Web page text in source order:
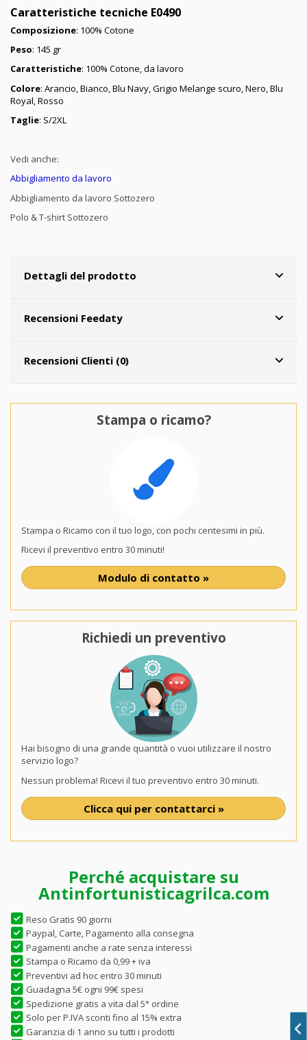
Caratteristiche tecniche E0490
Composizione: 100% Cotone
Peso: 145 gr
Caratteristiche: 100% Cotone, da lavoro
Colore: Arancio, Bianco, Blu Navy, Grigio Melange scuro, Nero, Blu
Royal, Rosso
Taglie: S/2XL
Vedi anche:
Abbigliamento da lavoro
Abbigliamento da lavoro Sottozero
Polo & T-shirt Sottozero
Dettagli del prodotto
Recensioni Feedaty
Recensioni Clienti (0)
Stampa o ricamo?
Stampa o Ricamo con il tuo logo, con pochi centesimi in più.
Ricevi il preventivo entro 30 minuti!
Modulo di contatto »
Richiedi un preventivo
Hai bisogno di una grande quantità o vuoi utilizzare il nostro
servizio logo?
Nessun problema! Ricevi il tuo preventivo entro 30 minuti.
Clicca qui per contattarci »
Perché acquistare su
Antinfortunisticagrilca.com
Reso Gratis 90 giorni
Paypal, Carte, Pagamento alla consegna
Pagamenti anche a rate senza interessi
Stampa o Ricamo da 0,99 + iva
Preventivi ad hoc entro 30 minuti
Guadagna 5€ ogni 99€ spesi
Spedizione gratis a vita dal 5° ordine
Solo per P.IVA sconti fino al 15% extra
Garanzia di 1 anno su tutti i prodotti